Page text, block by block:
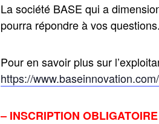
La société BASE qui a
pourra répondre à vos questions.
Pour en savoir plus sur
https://
– INSCRIPTION